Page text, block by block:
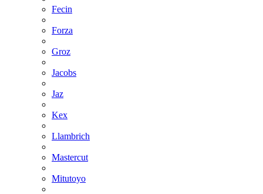
Fecin
Forza
Groz
Jacobs
Jaz
Kex
Llambrich
Mastercut
Mitutoyo